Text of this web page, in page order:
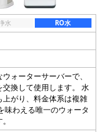
水 RO水
ォーターサーバーで、
換して使用します。 水
がり、料金体系は複雑
味わえる唯一のウォータ